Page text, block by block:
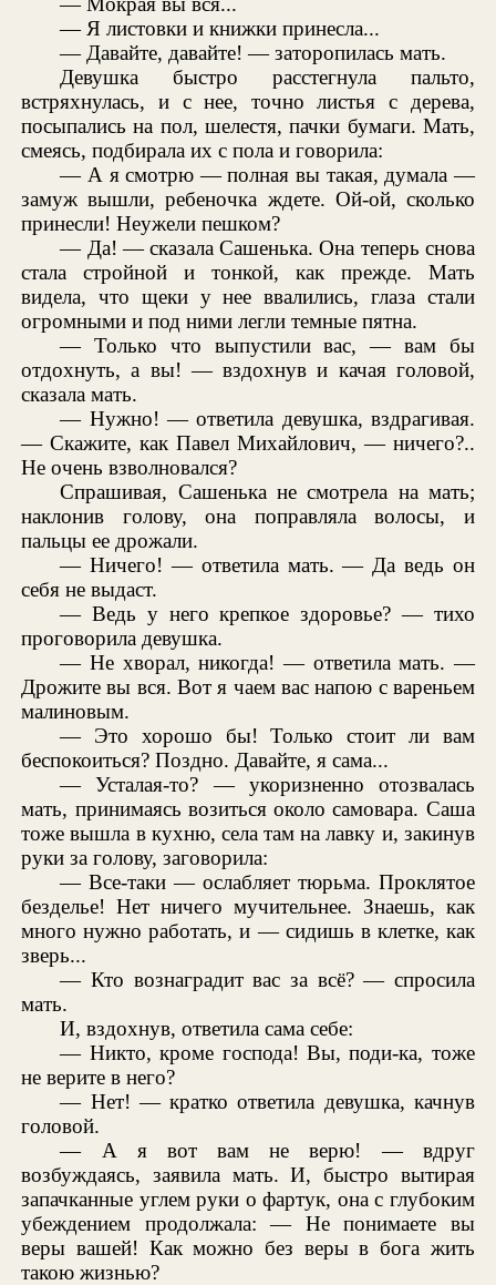
— Я листовки и книжки принесла...
— Давайте, давайте! — заторопилась мать.
Девушка быстро расстегнула пальто,
встряхнулась, и с нее, точно листья с дерева,
посыпались на пол, шелестя, пачки бумаги. Мать,
смеясь, подбирала их с пола и говорила:
— А я смотрю — полная вы такая, думала —
замуж вышли, ребеночка ждете. Ой-ой, сколько
принесли! Неужели пешком?
— Да! — сказала Сашенька. Она теперь снова
стала стройной и тонкой, как прежде. Мать
видела, что щеки у нее ввалились, глаза стали
огромными и под ними легли темные пятна.
— Только что выпустили вас, — вам бы
отдохнуть, а вы! — вздохнув и качая головой,
сказала мать.
— Нужно! — ответила девушка, вздрагивая.
— Скажите, как Павел Михайлович, — ничего?..
Не очень взволновался?
Спрашивая, Сашенька не смотрела на мать;
наклонив голову, она поправляла волосы, и
пальцы ее дрожали.
— Ничего! — ответила мать. — Да ведь он
себя не выдаст.
— Ведь у него крепкое здоровье? — тихо
проговорила девушка.
— Не хворал, никогда! — ответила мать. —
Дрожите вы вся. Вот я чаем вас напою с вареньем
малиновым.
— Это хорошо бы! Только стоит ли вам
беспокоиться? Поздно. Давайте, я сама...
— Усталая-то? — укоризненно отозвалась
мать, принимаясь возиться около самовара. Саша
тоже вышла в кухню, села там на лавку и, закинув
руки за голову, заговорила:
— Все-таки — ослабляет тюрьма. Проклятое
безделье! Нет ничего мучительнее. Знаешь, как
много нужно работать, и — сидишь в клетке, как
зверь...
— Кто вознаградит вас за всё? — спросила
мать.
И, вздохнув, ответила сама себе:
— Никто, кроме господа! Вы, поди-ка, тоже
не верите в него?
— Нет! — кратко ответила девушка, качнув
головой.
— А я вот вам не верю! — вдруг
возбуждаясь, заявила мать. И, быстро вытирая
запачканные углем руки о фартук, она с глубоким
убеждением продолжала: — Не понимаете вы
веры вашей! Как можно без веры в бога жить
такою жизнью?